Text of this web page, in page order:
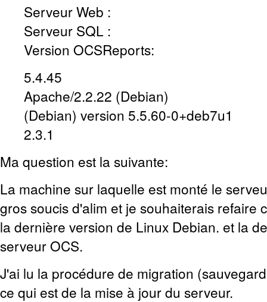
Serveur Web :
Serveur SQL :
Version OCSReports:
5.4.45
Apache/2.2.22 (Debian)
(Debian) version 5.5.60-0+deb7u1
2.3.1
Ma question est la suivante:
La machine sur laquelle est monté le
gros soucis d'alim et je souhaiterais refaire
la dernière version de Linux Debian. et la
serveur OCS.
J'ai lu la procédure de migration
ce qui est de la mise à jour du serveur.